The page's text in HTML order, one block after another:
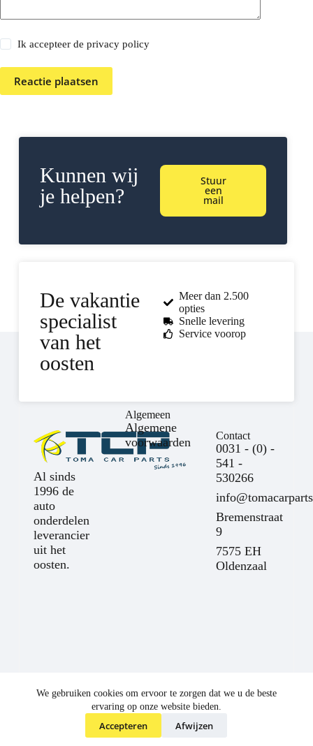
We gebruiken cookies om ervoor te zorgen dat we u de beste
ervaring op onze website bieden.
Accepteren Afwijzen
Ik accepteer de privacy policy
Reactie plaatsen
Kunnen wij
je helpen?
Stuur
een
mail
De vakantie
specialist
van het
oosten
Meer dan 2.500
opties
Snelle levering
Service voorop
Al sinds
1996 de
auto
onderdelen
leverancier
uit het
oosten.
Algemeen
Algemene
voorwaarden
Contact
0031 - (0) -
541 -
530266
Bremenstraat
9
7575 EH
Oldenzaal
Toma Car Parts2025